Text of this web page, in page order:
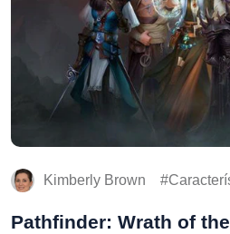
Kimberly Brown
Pathfinder: Wrath of